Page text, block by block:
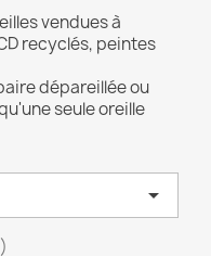
vendues à
recyclés, peintes
dépareillée ou
seule oreille
